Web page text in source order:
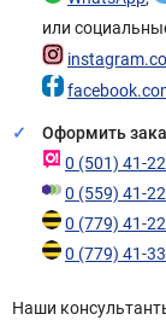
или
Оформить
0 (501) 41-
0 (559) 41-
0 (779) 41-
0 (779) 41-
Наши